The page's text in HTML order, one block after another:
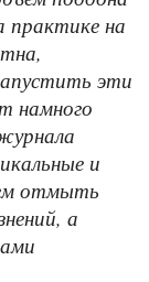
практике на
эти
намного
и
отмыть
а